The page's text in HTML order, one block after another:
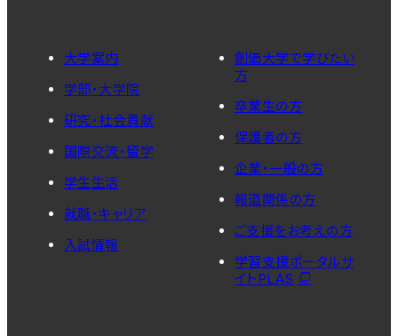
大学案内
学部・大学院
研究・社会貢献
国際交流・留学
学生生活
就職・キャリア
入試情報
創価大学で学びたい
方
卒業生の方
保護者の方
企業・一般の方
報道関係の方
ご支援をお考えの方
学習支援ポータルサ
イトPLAS